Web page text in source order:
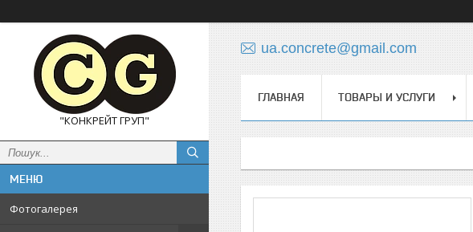
"КОНКРЕЙТ ГРУП"
Фотогалерея
ua.concrete@gmail.com
ГЛАВНАЯ ТОВАРЫ И УСЛУГИ